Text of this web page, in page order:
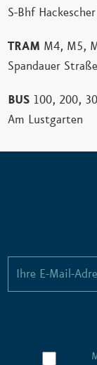
S-Bhf
TRAM M4, M5,
Spandauer Straße
BUS 100, 200,
Am Lustgarten